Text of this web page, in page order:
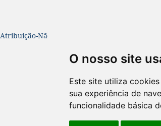
O nosso site
Este site utiliza
sua experiência de
funcionalidade básica
NãoComercial-SemDerivações 4.0